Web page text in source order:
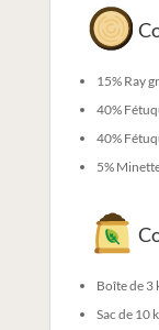
15% Ray
40%
40%
5%
Boîte de 3
Sac de 10